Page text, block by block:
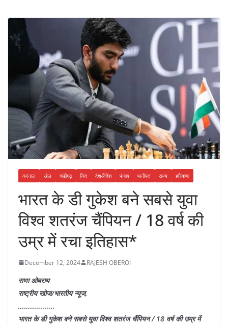
करनाल खेल चंडीगढ़ जिंद देश-विदेश पंजाब पानीपत राज्य हरियाणा
भारत के डी गुकेश बने सबसे युवा
विश्व शतरंज चैंपियन / 18 वर्ष की
उम्र में रचा इतिहास*
December 12, 2024 RAJESH OBEROI
राणा ओबराय
राष्ट्रीय खोज/भारतीय न्यूज,
,,,,,,,,,,,,,,,,,,
भारत के डी गुकेश बने सबसे युवा विश्व शतरंज चैंपियन / 18 वर्ष की उम्र में